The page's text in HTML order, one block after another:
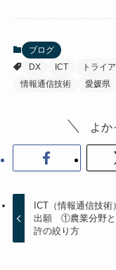
ブログ
DX
ICT トライ
情報通信技術
愛媛県
よ
ICT（情報通信技術
出願 ①農業分野と
許の絞り方